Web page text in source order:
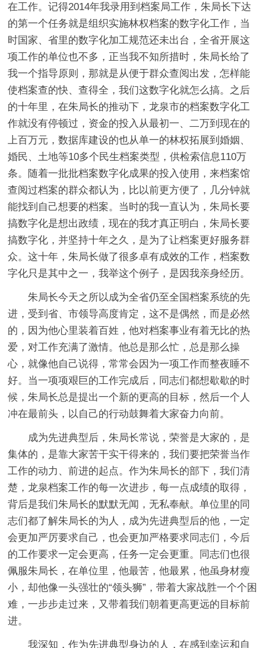
在工作。记得2014年我录用到档案局工作，朱局长下达
的第一个任务就是组织实施林权档案的数字化工作，当
时国家、省里的数字化加工规范还未出台，全省开展这
项工作的单位也不多，正当我不知所措时，朱局长给了
我一个指导原则，那就是从便于群众查阅出发，怎样能
使档案查的快、查得全，我们这数字化就怎么搞。之后
的十年里，在朱局长的推动下，龙泉市的档案数字化工
作就没有停顿过，资金的投入从最初一、二万到现在的
上百万元，数据库建设的也从单一的林权拓展到婚姻、
婚民、土地等10多个民生档案类型，供检索信息110万
条。随着一批批档案数字化成果的投入使用，来档案馆
查阅过档案的群众都认为，比以前更方便了，几分钟就
能找到自己想要的档案。当时的我一直认为，朱局长要
搞数字化是想出政绩，现在的我才真正明白，朱局长要
搞数字化，并坚持十年之久，是为了让档案更好服务群
众。这十年，朱局长做了很多卓有成效的工作，档案数
字化只是其中之一，我举这个例子，是因我亲身经历。
朱局长今天之所以成为全省仍至全国档案系统的先
进，受到省、市领导高度肯定，这不是偶然，而是必然
的，因为他心里装着百姓，他对档案事业有着无比的热
爱，对工作充满了激情。他总是那么忙，总是那么操
心，就像他自己说得，常常会因为一项工作而整夜睡不
好。当一项项艰巨的工作完成后，同志们都想歇歇的时
候，朱局长总是提出一个新的更高的目标，然后一个人
冲在最前头，以自己的行动鼓舞着大家奋力向前。
成为先进典型后，朱局长常说，荣誉是大家的，是
集体的，是靠大家苦干实干得来的，我们要把荣誉当作
工作的动力、前进的起点。作为朱局长的部下，我们清
楚，龙泉档案工作的每一次进步，每一点成绩的取得，
背后是我们朱局长的默默无闻，无私奉献。单位里的同
志们都了解朱局长的为人，成为先进典型后的他，一定
会更加严厉要求自己，也会更加严格要求同志们，今后
的工作要求一定会更高，任务一定会更重。同志们也很
佩服朱局长，在单位里，他最苦，他最累，他虽身材瘦
小，却他像一头强壮的“领头狮”，带着大家战胜一个个困
难，一步步走过来，又带着我们朝着更高更远的目标前
进。
我深知，作为先进典型身边的人，在感到幸运和自